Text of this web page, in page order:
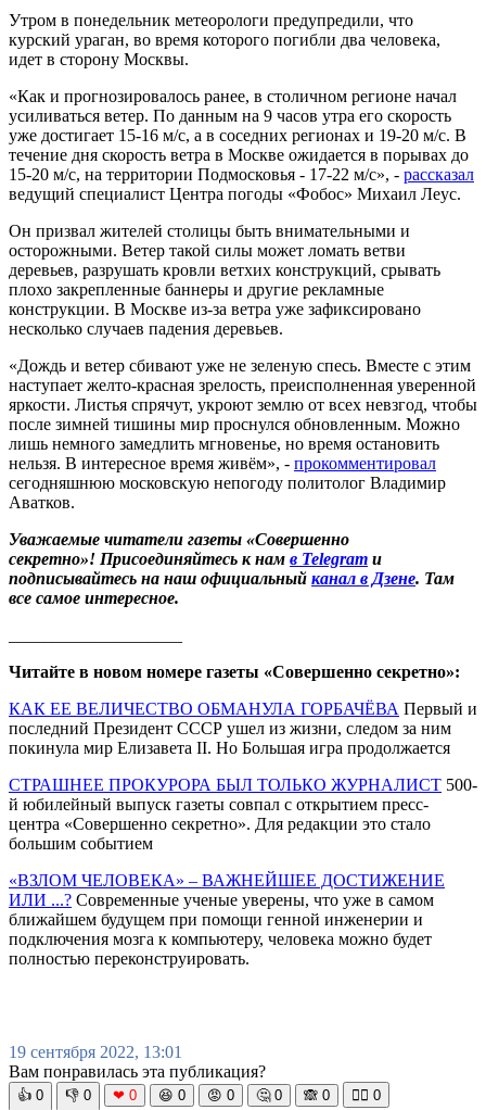
Утром в понедельник метеорологи предупредили, что
курский ураган, во время которого погибли два человека,
идет в сторону Москвы.
«Как и прогнозировалось ранее, в столичном регионе начал
усиливаться ветер. По данным на 9 часов утра его скорость
уже достигает 15-16 м/с, а в соседних регионах и 19-20 м/с. В
течение дня скорость ветра в Москве ожидается в порывах до
15-20 м/с, на территории Подмосковья - 17-22 м/с», - рассказал
ведущий специалист Центра погоды «Фобос» Михаил Леус.
Он призвал жителей столицы быть внимательными и
осторожными. Ветер такой силы может ломать ветви
деревьев, разрушать кровли ветхих конструкций, срывать
плохо закрепленные баннеры и другие рекламные
конструкции. В Москве из-за ветра уже зафиксировано
несколько случаев падения деревьев.
«Дождь и ветер сбивают уже не зеленую спесь. Вместе с этим
наступает желто-красная зрелость, преисполненная уверенной
яркости. Листья спрячут, укроют землю от всех невзгод, чтобы
после зимней тишины мир проснулся обновленным. Можно
лишь немного замедлить мгновенье, но время остановить
нельзя. В интересное время живём», - прокомментировал
сегодняшнюю московскую непогоду политолог Владимир
Аватков.
Уважаемые читатели газеты «Совершенно
секретно»! Присоединяйтесь к нам в Telegram и
подписывайтесь на наш официальный канал в Дзене. Там
все самое интересное.
Читайте в новом номере газеты «Совершенно секретно»:
КАК ЕЕ ВЕЛИЧЕСТВО ОБМАНУЛА ГОРБАЧЁВА Первый и
последний Президент СССР ушел из жизни, следом за ним
покинула мир Елизавета II. Но Большая игра продолжается
СТРАШНЕЕ ПРОКУРОРА БЫЛ ТОЛЬКО ЖУРНАЛИСТ 500-
й юбилейный выпуск газеты совпал с открытием пресс-
центра «Совершенно секретно». Для редакции это стало
большим событием
«ВЗЛОМ ЧЕЛОВЕКА» – ВАЖНЕЙШЕЕ ДОСТИЖЕНИЕ
ИЛИ ...? Современные ученые уверены, что уже в самом
ближайшем будущем при помощи генной инженерии и
подключения мозга к компьютеру, человека можно будет
полностью переконструировать.
19 сентября 2022, 13:01
Вам понравилась эта публикация?
👍 0 👎 0 ❤ 0 😆 0 😡 0 🤔 0 🙈 0 🧘‍♀️ 0